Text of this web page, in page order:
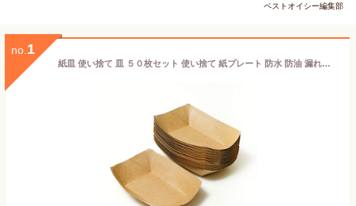
ベストオイシー編集部
no. 1
紙皿 使い捨て 皿 ５０枚セット 使い捨て 紙プレート 防水 防油 漏れ防止 厚手 かみざら クラフト紙 焼肉 サラダ スナック バーベキュー パーティー 使い捨て容器 家庭用 業務用 紙食器 【OKADADDY】